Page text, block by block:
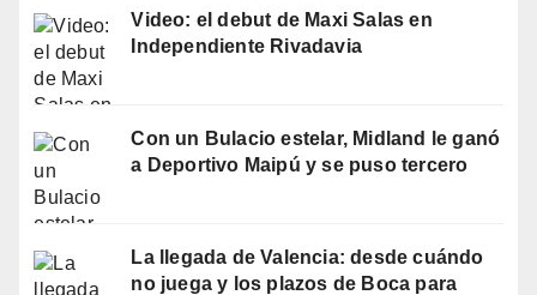
Video: el debut de Maxi Salas en
Independiente Rivadavia
Con un Bulacio estelar, Midland le ganó
a Deportivo Maipú y se puso tercero
La llegada de Valencia: desde cuándo
no juega y los plazos de Boca para